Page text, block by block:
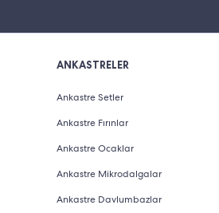
ANKASTRELER
Ankastre Setler
Ankastre Fırınlar
Ankastre Ocaklar
Ankastre Mikrodalgalar
Ankastre Davlumbazlar